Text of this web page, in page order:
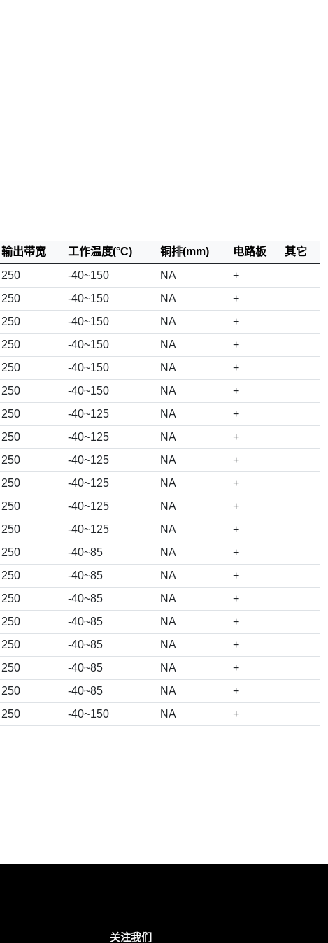
输出带宽 工作温度(°C) 铜排(mm) 电路板
其它
250 -40~150 NA
+
250 -40~150 NA
+
250 -40~150 NA
+
250 -40~150 NA
+
250 -40~150 NA
+
250 -40~150 NA
+
250 -40~125 NA
+
250 -40~125 NA
+
250 -40~125 NA
+
250 -40~125 NA
+
250 -40~125 NA
+
250 -40~125 NA
+
250 -40~85 NA
+
250 -40~85 NA
+
250 -40~85 NA
+
250 -40~85 NA
+
250 -40~85 NA
+
250 -40~85 NA
+
250 -40~85 NA
+
250 -40~150 NA +
关注我们